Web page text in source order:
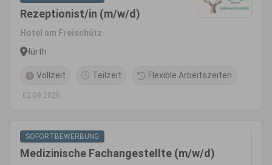
Rezeptionist/in (m/w/d)
Hotel am Freischütz
Hürth
Vollzeit Teilzeit Flexible Arbeitszeiten
02.08.2026
SOFORTBEWERBUNG
Medizinische Fachangestellte (m/w/d)